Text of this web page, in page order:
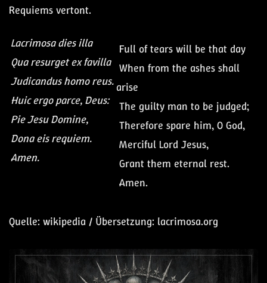
Requiems vertont.
Lacrimosa dies illa
Qua resurget ex favilla
Judicandus homo reus.
Huic ergo parce, Deus:
Pie Jesu Domine,
Dona eis requiem.
Amen.
Full of tears will be that day
When from the ashes shall
arise
The guilty man to be judged;
Therefore spare him, O God,
Merciful Lord Jesus,
Grant them eternal rest.
Amen.
Quelle: wikipedia / Übersetzung: lacrimosa.org